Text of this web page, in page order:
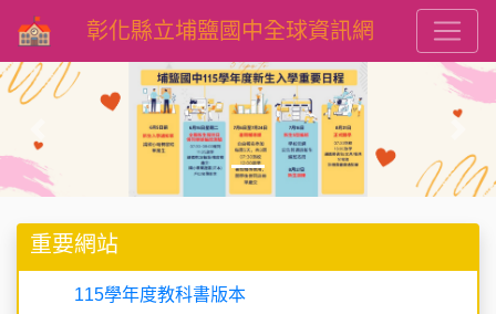
彰化縣立埔鹽國中全球資訊網
Previous
重要網站
115學年度教科書版本